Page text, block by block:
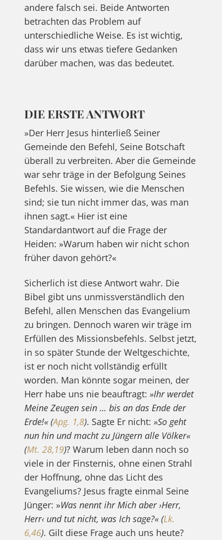
andere falsch sei. Beide Antworten
betrachten das Problem auf
unterschiedliche Weise. Es ist wichtig,
dass wir uns etwas tiefere Gedanken
darüber machen, was das bedeutet.
DIE ERSTE ANTWORT
»Der Herr Jesus hinterließ Seiner
Gemeinde den Befehl, Seine Botschaft
überall zu verbreiten. Aber die Gemeinde
war sehr träge in der Befolgung Seines
Befehls. Sie wissen, wie die Menschen
sind; sie tun nicht immer das, was man
ihnen sagt.« Hier ist eine
Standardantwort auf die Frage der
Heiden: »Warum haben wir nicht schon
früher davon gehört?«
Sicherlich ist diese Antwort wahr. Die
Bibel gibt uns unmissverständlich den
Befehl, allen Menschen das Evangelium
zu bringen. Dennoch waren wir träge im
Erfüllen des Missionsbefehls. Selbst jetzt,
in so später Stunde der Weltgeschichte,
ist er noch nicht vollständig erfüllt
worden. Man könnte sogar meinen, der
Herr habe uns nie beauftragt: »Ihr werdet
Meine Zeugen sein … bis an das Ende der
Erde!« (Apg. 1,8). Sagte Er nicht: »So geht
nun hin und macht zu Jüngern alle Völker«
(Mt. 28,19)? Warum leben dann noch so
viele in der Finsternis, ohne einen Strahl
der Hoffnung, ohne das Licht des
Evangeliums? Jesus fragte einmal Seine
Jünger: »Was nennt ihr Mich aber ›Herr,
Herr‹ und tut nicht, was Ich sage?« (Lk.
6,46). Gilt diese Frage auch uns heute?